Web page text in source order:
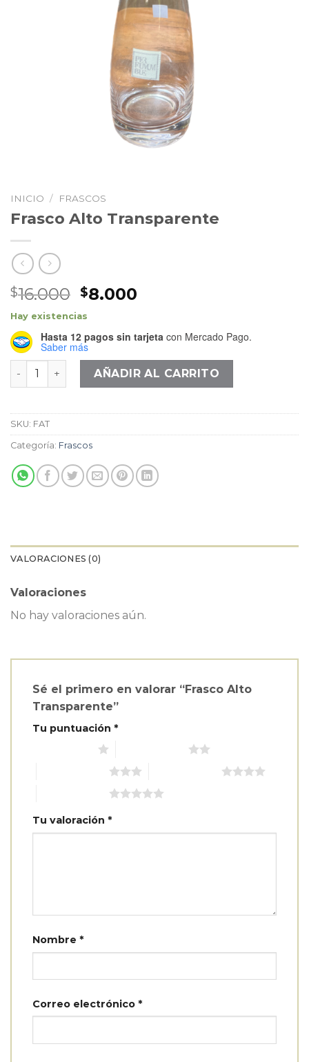
INICIO / FRASCOS
Frasco Alto Transparente
$16.000 El
precio
era:
$16.000.
$8.000
es:
$8.000.
Hay existencias
Hasta 12 pagos sin tarjeta con Mercado Pago.
Saber más
Frasco Alto Transparente cantidad
AÑADIR AL CARRITO
SKU: FAT
Categoría: Frascos
VALORACIONES (0)
Valoraciones
No hay valoraciones aún.
Sé el primero en valorar “Frasco Alto
Transparente”
Tu puntuación *
Tu valoración *
Nombre *
Correo electrónico *